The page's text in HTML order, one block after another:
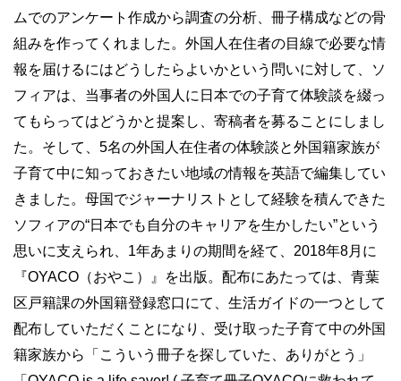
ムでのアンケート作成から調査の分析、冊子構成などの骨
組みを作ってくれました。外国人在住者の目線で必要な情
報を届けるにはどうしたらよいかという問いに対して、ソ
フィアは、当事者の外国人に日本での子育て体験談を綴っ
てもらってはどうかと提案し、寄稿者を募ることにしまし
た。そして、5名の外国人在住者の体験談と外国籍家族が
子育て中に知っておきたい地域の情報を英語で編集してい
きました。母国でジャーナリストとして経験を積んできた
ソフィアの“日本でも自分のキャリアを生かしたい”という
思いに支えられ、1年あまりの期間を経て、2018年8月に
『OYACO（おやこ）』を出版。配布にあたっては、青葉
区戸籍課の外国籍登録窓口にて、生活ガイドの一つとして
配布していただくことになり、受け取った子育て中の外国
籍家族から「こういう冊子を探していた、ありがとう」